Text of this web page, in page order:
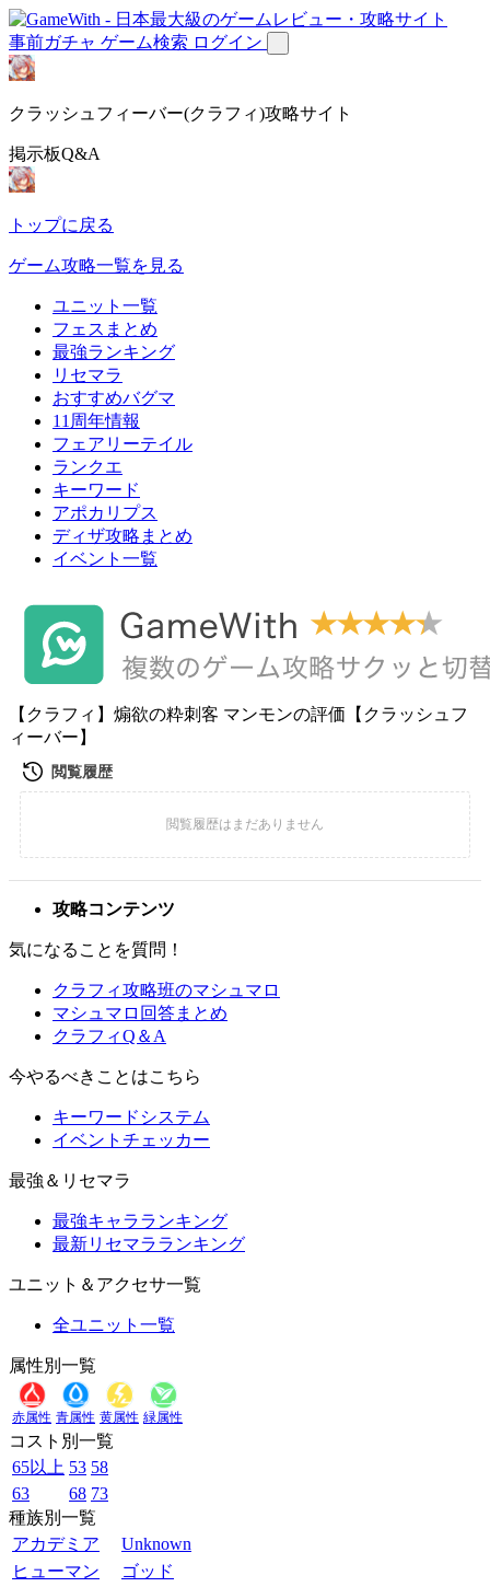
事前ガチャ ゲーム検索 ログイン
クラッシュフィーバー(クラフィ)攻略サイト
掲示板Q&A
トップに戻る
ゲーム攻略一覧を見る
ユニット一覧
フェスまとめ
最強ランキング
リセマラ
おすすめバグマ
11周年情報
フェアリーテイル
ランクエ
キーワード
アポカリプス
ディザ攻略まとめ
イベント一覧
【クラフィ】煽欲の粋刺客 マンモンの評価【クラッシュフ
ィーバー】
攻略コンテンツ
気になることを質問！
クラフィ攻略班のマシュマロ
マシュマロ回答まとめ
クラフィQ＆A
今やるべきことはこちら
キーワードシステム
イベントチェッカー
最強＆リセマラ
最強キャラランキング
最新リセマラランキング
ユニット＆アクセサ一覧
全ユニット一覧
属性別一覧
赤属性 青属性 黄属性 緑属性
コスト別一覧
65以上 53 58
63
68 73
種族別一覧
アカデミア
Unknown
ヒューマン
ゴッド